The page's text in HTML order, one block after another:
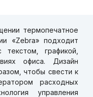
термопечатное
«Zebra» подходит
графикой,
офиса. Дизайн
чтобы свести к
расходных
управления